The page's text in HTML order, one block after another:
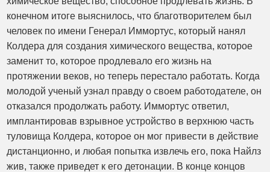
конечном итоге выяснилось, что благотворителем был
человек по имени Генерал Иммортус, который нанял
Колдера для создания химического вещества, которое
заменит то, которое продлевало его жизнь на
протяжении веков, но теперь перестало работать. Когда
молодой ученый узнал правду о своем работодателе, он
отказался продолжать работу. Иммортус ответил,
имплантировав взрывное устройство в верхнюю часть
туловища Колдера, которое он мог привести в действие
дистанционно, и любая попытка извлечь его, пока Найлз
жив, также приведет к его детонации. В конце концов